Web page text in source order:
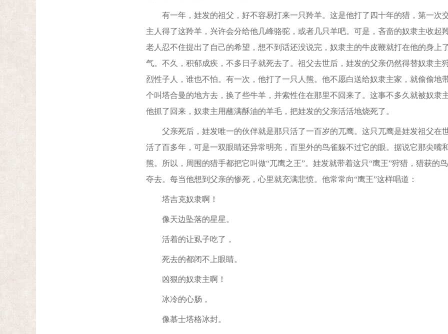
有一年，娃发的祖父，好不容易打来一只羚羊。这是他打了四十年的猎，第一次
主人得了这羚羊，兴许会分给他几峰骆驼，或者几只羊吧。可是，吝啬的奴隶主收起
老人忍不住提出了自己的希望，想不到话还没说完，奴隶主的牛皮鞭就打在他的身上
气。不久，积郁成疾，不多日子就死去了。祖父去世后，娃发的父亲仍然得替奴隶主
烈性子人，谁也不怕。有一次，他打了一只人熊。他不愿白送给奴隶主家，就偷偷地
个叫塔合曼的地方去，换了些牛羊，并索性住在那里不回来了。这事不多久就被奴隶
他抓了回来，奴隶主用蘸满酥油的羊毛，把娃发的父亲活活地烧死了。
父亲死后，娃发唯一的伙伴就是那只活了一百岁的兀鹰。这只兀鹰是娃发祖父在
活了百多年，可是一双眼睛还异常明亮，百里外的鸟雀躲不过它的眼。据说它那尖嘴
熊。所以，周围的猎手都把它叫做“兀鹰之王”。娃发就带着这只“鹰王”狩猎，猎获的
夺去。每当他想到父亲的惨死，心里就充满悲愤。他常常向“鹰王”这样唱道：
塔吉克奴隶啊！
像天边坠落的星星。
活着的让虱子吃了，
死去的都闭不上眼睛。
凶狠的奴隶主啊！
冰冷的心肠，
像慕士塔格冰封。